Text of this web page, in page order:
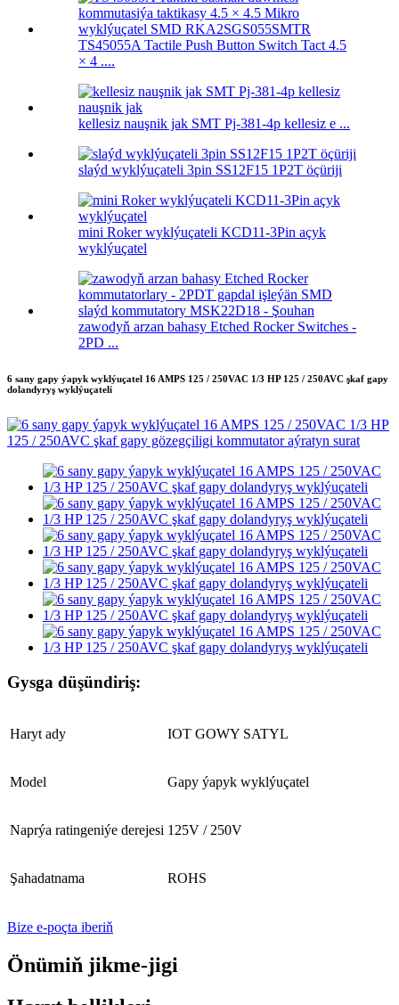
TS45055A Tactile Push Button Switch Tact 4.5
× 4 ....
kellesiz nauşnik jak SMT Pj-381-4p kellesiz e ...
slaýd wyklýuçateli 3pin SS12F15 1P2T öçüriji
mini Roker wyklýuçateli KCD11-3Pin açyk
wyklýuçatel
zawodyň arzan bahasy Etched Rocker Switches -
2PD ...
6 sany gapy ýapyk wyklýuçatel 16 AMPS 125 / 250VAC 1/3 HP 125 / 250AVC şkaf gapy
dolandyryş wyklýuçateli
Gysga düşündiriş:
Haryt ady IOT GOWY SATYL
Model Gapy ýapyk wyklýuçatel
Naprýa ratingeniýe derejesi 125V / 250V
Şahadatnama ROHS
Bize e-poçta iberiň
Önümiň jikme-jigi